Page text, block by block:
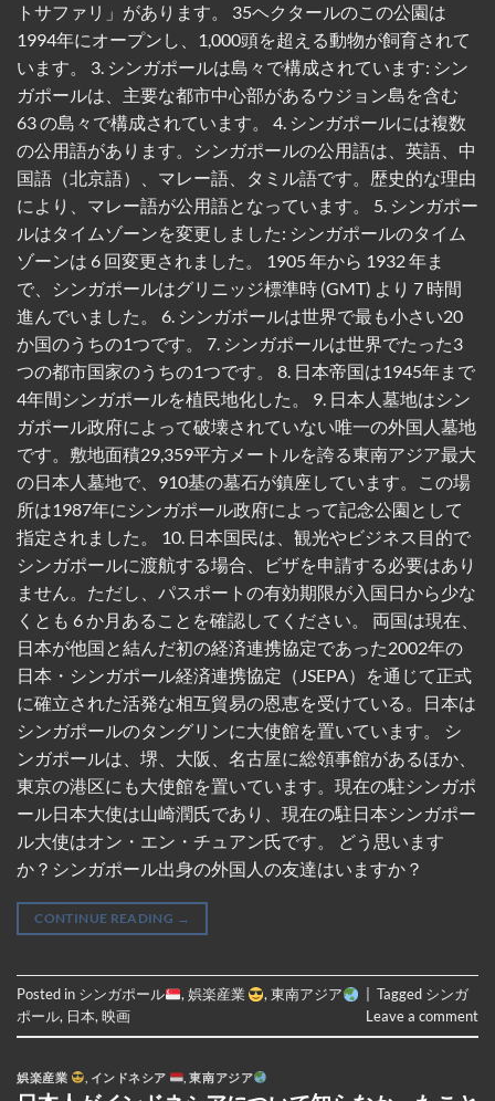
トサファリ」があります。 35ヘクタールのこの公園は
1994年にオープンし、1,000頭を超える動物が飼育されて
います。 3. シンガポールは島々で構成されています: シン
ガポールは、主要な都市中心部があるウジョン島を含む
63 の島々で構成されています。 4. シンガポールには複数
の公用語があります。シンガポールの公用語は、英語、中
国語（北京語）、マレー語、タミル語です。歴史的な理由
により、マレー語が公用語となっています。 5. シンガポー
ルはタイムゾーンを変更しました: シンガポールのタイム
ゾーンは 6 回変更されました。 1905 年から 1932 年ま
で、シンガポールはグリニッジ標準時 (GMT) より 7 時間
進んでいました。 6. シンガポールは世界で最も小さい20
か国のうちの1つです。 7. シンガポールは世界でたった3
つの都市国家のうちの1つです。 8. 日本帝国は1945年まで
4年間シンガポールを植民地化した。 9. 日本人墓地はシン
ガポール政府によって破壊されていない唯一の外国人墓地
です。敷地面積29,359平方メートルを誇る東南アジア最大
の日本人墓地で、910基の墓石が鎮座しています。この場
所は1987年にシンガポール政府によって記念公園として
指定されました。 10. 日本国民は、観光やビジネス目的で
シンガポールに渡航する場合、ビザを申請する必要はあり
ません。ただし、パスポートの有効期限が入国日から少な
くとも 6 か月あることを確認してください。 両国は現在、
日本が他国と結んだ初の経済連携協定であった2002年の
日本・シンガポール経済連携協定（JSEPA）を通じて正式
に確立された活発な相互貿易の恩恵を受けている。日本は
シンガポールのタングリンに大使館を置いています。 シ
ンガポールは、堺、大阪、名古屋に総領事館があるほか、
東京の港区にも大使館を置いています。現在の駐シンガポ
ール日本大使は山崎潤氏であり、現在の駐日本シンガポー
ル大使はオン・エン・チュアン氏です。 どう思います
か？シンガポール出身の外国人の友達はいますか？
CONTINUE READING →
Posted in シンガポール ,娯楽産業 ,東南アジア Tagged シンガ
ポール, 日本,映画 Leave a comment
娯楽産業 インドネシア ,東南アジア